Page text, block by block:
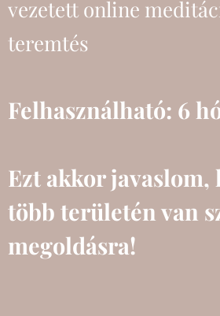
vezetett online
teremtés
Felhasználható: 6
Ezt akkor javaslom,
több területén van
megoldásra!